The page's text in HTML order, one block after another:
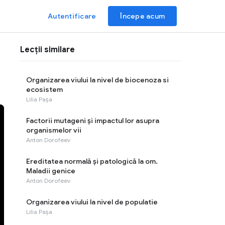
Autentificare Începe acum
Lecții similare
Organizarea viului la nivel de biocenoza si
ecosistem
Lilia Pașa
Factorii mutageni și impactul lor asupra
organismelor vii
Anton Dorofeev
Ereditatea normală și patologică la om.
Maladii genice
Anton Dorofeev
Organizarea viului la nivel de populatie
Lilia Pașa